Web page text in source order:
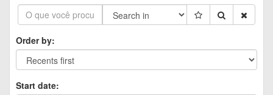
Order by:
Start date: